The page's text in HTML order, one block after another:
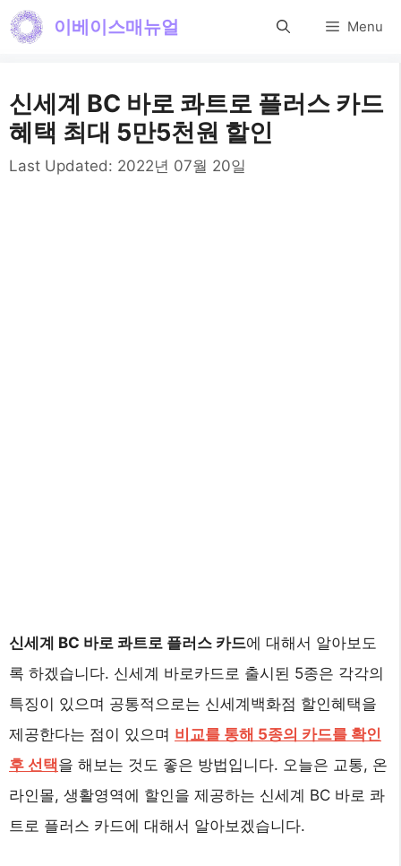
컨
로
건
너
이베이스매뉴얼 Menu
신세계 BC 바로 콰트로 플러스 카드
혜택 최대 5만5천원 할인
Last Updated: 2022년 07월 20일
신세계 BC 바로 콰트로 플러스 카드에 대해서 알아보도
록 하겠습니다. 신세계 바로카드로 출시된 5종은 각각의
특징이 있으며 공통적으로는 신세계백화점 할인혜택을
제공한다는 점이 있으며 비교를 통해 5종의 카드를 확인
후 선택을 해보는 것도 좋은 방법입니다. 오늘은 교통, 온
라인몰, 생활영역에 할인을 제공하는 신세계 BC 바로 콰
트로 플러스 카드에 대해서 알아보겠습니다.